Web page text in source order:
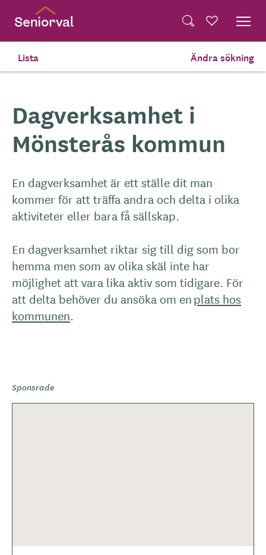
Hem
Dagverksamhet i
Mönsterås kommun
En dagverksamhet är ett ställe dit man
kommer för att träffa andra och delta i olika
aktiviteter eller bara få sällskap.
En dagverksamhet riktar sig till dig som bor
hemma men som av olika skäl inte har
möjlighet att vara lika aktiv som tidigare. För
att delta behöver du ansöka om enplats hos
kommunen.
Lista Ändra sökning
Sponsrade
Translate